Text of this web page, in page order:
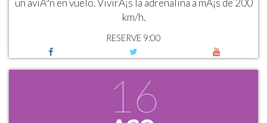
km/h.
RESERVE 9:00
16